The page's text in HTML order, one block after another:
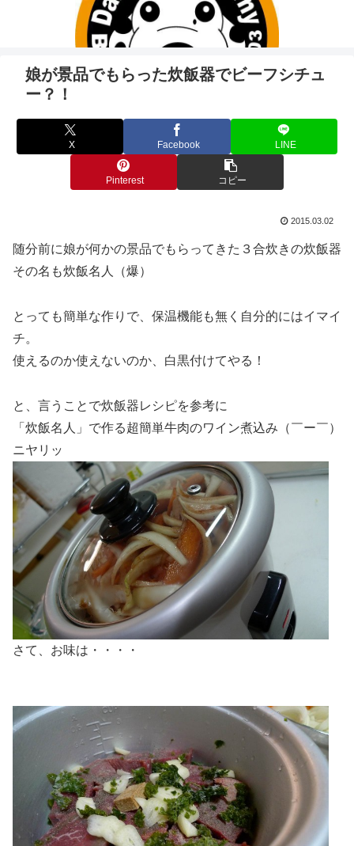
娘が景品でもらった炊飯器でビーフシチュ
ー？！
X Facebook LINE
Pinterest コピー
2015.03.02
随分前に娘が何かの景品でもらってきた３合炊きの炊飯器
その名も炊飯名人（爆）
とっても簡単な作りで、保温機能も無く自分的にはイマイ
チ。
使えるのか使えないのか、白黒付けてやる！
と、言うことで炊飯器レシピを参考に
「炊飯名人」で作る超簡単牛肉のワイン煮込み（￣ー￣）
ニヤリッ
さて、お味は・・・・